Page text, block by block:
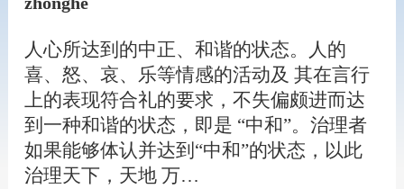
人心所达到的中正、和谐的状态。人的
喜、怒、哀、乐等情感的活动及 其在言行
上的表现符合礼的要求，不失偏颇进而达
到一种和谐的状态，即是 “中和”。治理者
如果能够体认并达到“中和”的状态，以此
治理天下，天地 万…